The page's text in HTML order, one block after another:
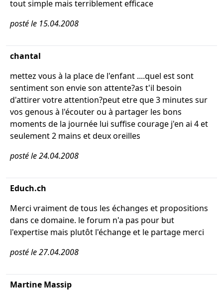
tout simple mais terriblement efficace
posté le 15.04.2008
chantal
mettez vous à la place de l'enfant ....quel est sont
sentiment son envie son attente?as t'il besoin
d'attirer votre attention?peut etre que 3 minutes sur
vos genous à l'écouter ou à partager les bons
moments de la journée lui suffise courage j'en ai 4 et
seulement 2 mains et deux oreilles
posté le 24.04.2008
Educh.ch
Merci vraiment de tous les échanges et propositions
dans ce domaine. le forum n'a pas pour but
l'expertise mais plutôt l'échange et le partage merci
posté le 27.04.2008
Martine Massip